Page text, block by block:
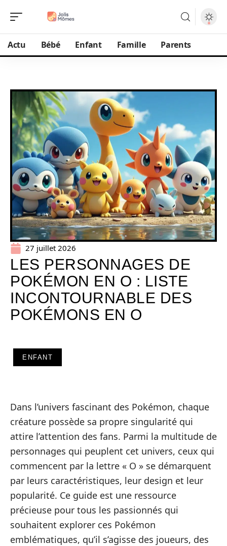
Actu Bébé Enfant Famille Parents
27 juillet 2026
LES PERSONNAGES DE
POKÉMON EN O : LISTE
INCONTOURNABLE DES
POKÉMONS EN O
ENFANT
Dans l’univers fascinant des Pokémon, chaque
créature possède sa propre singularité qui
attire l’attention des fans. Parmi la multitude de
personnages qui peuplent cet univers, ceux qui
commencent par la lettre « O » se démarquent
par leurs caractéristiques, leur design et leur
popularité. Ce guide est une ressource
précieuse pour tous les passionnés qui
souhaitent explorer ces Pokémon
emblématiques, qu’il s’agisse des joueurs, des